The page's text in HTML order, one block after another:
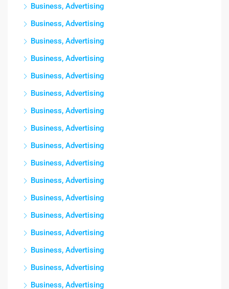
Business, Advertising
Business, Advertising
Business, Advertising
Business, Advertising
Business, Advertising
Business, Advertising
Business, Advertising
Business, Advertising
Business, Advertising
Business, Advertising
Business, Advertising
Business, Advertising
Business, Advertising
Business, Advertising
Business, Advertising
Business, Advertising
Business, Advertising